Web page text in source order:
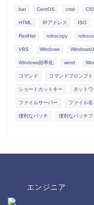
bat CentOS cmd
HTML IPアドレス ISO
RedHat robocopy
VBS Windows
Windows効率化 word
コマンド コマンドプロンプト
ショートカットキー ネットワ
ファイルサーバー ファイル
便利なバッチ 便利なバッチフ
エンジニア